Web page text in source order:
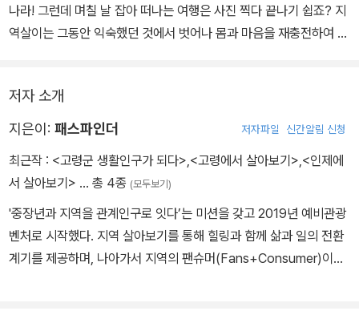
나라! 그런데 며칠 날 잡아 떠나는 여행은 사진 찍다 끝나기 쉽죠? 지
역살이는 그동안 익숙했던 것에서 벗어나 몸과 마음을 재충전하여 자
연을 찾길 기대합니다.
저자 소개
지은이: 패스파인더 저자파일 신간알림 신청
최근작 : <고령군 생활인구가 되다>,<고령에서 살아보기>,<인제에
서 살아보기> … 총 4종 (모두보기)
'중장년과 지역을 관계인구로 잇다’는 미션을 갖고 2019년 예비관광
벤처로 시작했다. 지역 살아보기를 통해 힐링과 함께 삶과 일의 전환
계기를 제공하며, 나아가서 지역의 팬슈머(Fans+Consumer)이자